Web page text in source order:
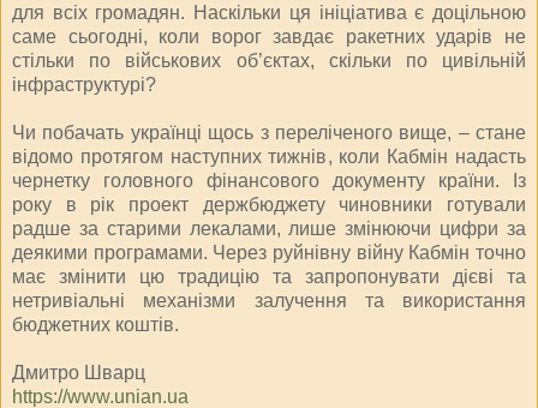
для всіх громадян. Наскільки ця ініціатива є доцільною
саме сьогодні, коли ворог завдає ракетних ударів не
стільки по військових об’єктах, скільки по цивільній
інфраструктурі?
Чи побачать українці щось з переліченого вище, – стане
відомо протягом наступних тижнів, коли Кабмін надасть
чернетку головного фінансового документу країни. Із
року в рік проект держбюджету чиновники готували
радше за старими лекалами, лише змінюючи цифри за
деякими програмами. Через руйнівну війну Кабмін точно
має змінити цю традицію та запропонувати дієві та
нетривіальні механізми залучення та використання
бюджетних коштів.
Дмитро Шварц
https://www.unian.ua